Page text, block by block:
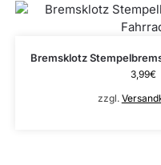
Bremsklotz
3,99€
zzgl.